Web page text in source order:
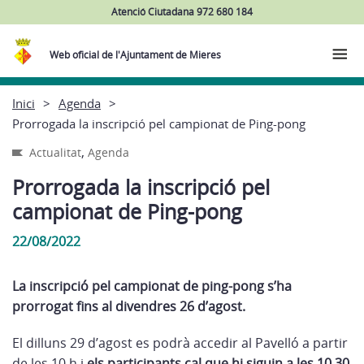
Atenció Ciutadana 972 680 184
Web oficial de l'Ajuntament de Mieres
Inici
Agenda
Prorrogada la inscripció pel campionat de Ping-pong
Actualitat, Agenda
Prorrogada la inscripció pel
campionat de Ping-pong
22/08/2022
La inscripció pel campionat de ping-pong s’ha
prorrogat fins al divendres 26 d’agost.
El dilluns 29 d’agost es podrà accedir al Pavelló a partir